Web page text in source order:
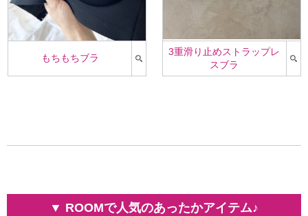
もちもちブラ
3重滑り止めストラップレ
スブラ
▼ ROOMで人気のあったかアイテム♪